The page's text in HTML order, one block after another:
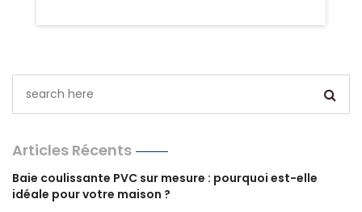
Articles Récents
Baie coulissante PVC sur mesure : pourquoi est-elle
idéale pour votre maison ?